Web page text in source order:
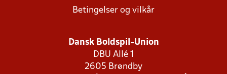
Betingelser og vilkår
Dansk Boldspil-Union
DBU Allé 1
2605 Brøndby